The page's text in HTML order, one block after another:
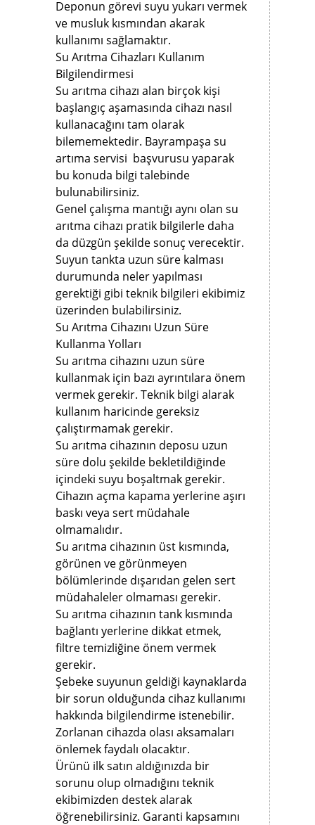
Deponun görevi suyu yukarı vermek
ve musluk kısmından akarak
kullanımı sağlamaktır.
Su Arıtma Cihazları Kullanım
Bilgilendirmesi
Su arıtma cihazı alan birçok kişi
başlangıç aşamasında cihazı nasıl
kullanacağını tam olarak
bilememektedir. Bayrampaşa su
artıma servisi başvurusu yaparak
bu konuda bilgi talebinde
bulunabilirsiniz.
Genel çalışma mantığı aynı olan su
arıtma cihazı pratik bilgilerle daha
da düzgün şekilde sonuç verecektir.
Suyun tankta uzun süre kalması
durumunda neler yapılması
gerektiği gibi teknik bilgileri ekibimiz
üzerinden bulabilirsiniz.
Su Arıtma Cihazını Uzun Süre
Kullanma Yolları
Su arıtma cihazını uzun süre
kullanmak için bazı ayrıntılara önem
vermek gerekir. Teknik bilgi alarak
kullanım haricinde gereksiz
çalıştırmamak gerekir.
Su arıtma cihazının deposu uzun
süre dolu şekilde bekletildiğinde
içindeki suyu boşaltmak gerekir.
Cihazın açma kapama yerlerine aşırı
baskı veya sert müdahale
olmamalıdır.
Su arıtma cihazının üst kısmında,
görünen ve görünmeyen
bölümlerinde dışarıdan gelen sert
müdahaleler olmaması gerekir.
Su arıtma cihazının tank kısmında
bağlantı yerlerine dikkat etmek,
filtre temizliğine önem vermek
gerekir.
Şebeke suyunun geldiği kaynaklarda
bir sorun olduğunda cihaz kullanımı
hakkında bilgilendirme istenebilir.
Zorlanan cihazda olası aksamaları
önlemek faydalı olacaktır.
Ürünü ilk satın aldığınızda bir
sorunu olup olmadığını teknik
ekibimizden destek alarak
öğrenebilirsiniz. Garanti kapsamını